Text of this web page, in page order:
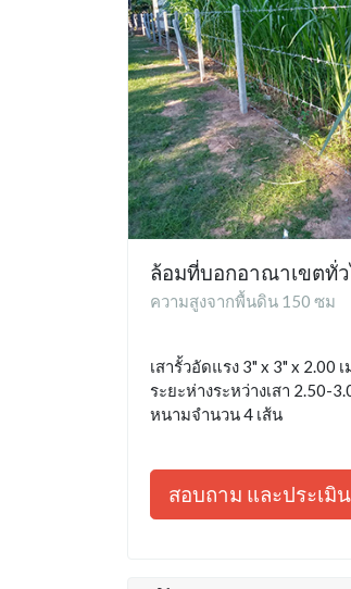
ล้อมที่บอกอาณาเขตทั่
ความสูงจากพื้นดิน 150 ซม
เสารั้วอัดแรง 3" x 3" x 2.00
ระยะห่างระหว่างเสา 2.50-
หนามจำนวน 4 เส้น
สอบถาม และประเมิ